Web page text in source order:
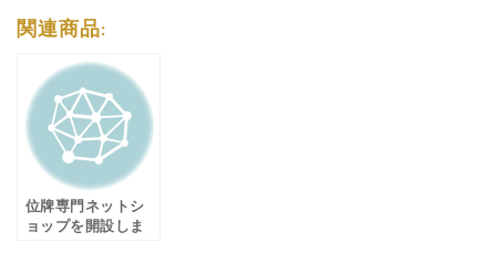
関連商品:
位牌専門ネットシ
ョップを開設しま